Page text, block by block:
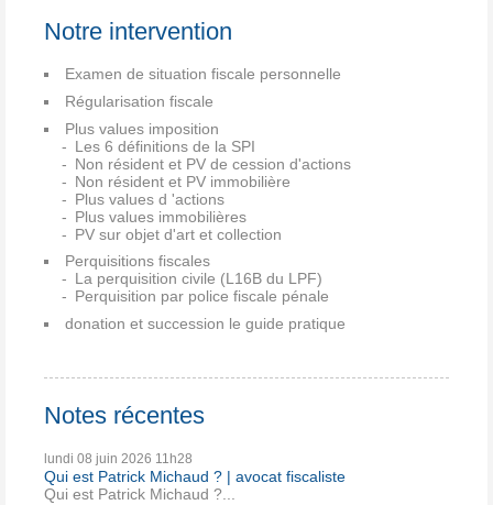
Notre intervention
Examen de situation fiscale personnelle
Régularisation fiscale
Plus values imposition
Les 6 définitions de la SPI
Non résident et PV de cession d'actions
Non résident et PV immobilière
Plus values d 'actions
Plus values immobilières
PV sur objet d'art et collection
Perquisitions fiscales
La perquisition civile (L16B du LPF)
Perquisition par police fiscale pénale
donation et succession le guide pratique
Notes récentes
lundi 08 juin 2026 11h28
Qui est Patrick Michaud ? | avocat fiscaliste
Qui est Patrick Michaud ?...